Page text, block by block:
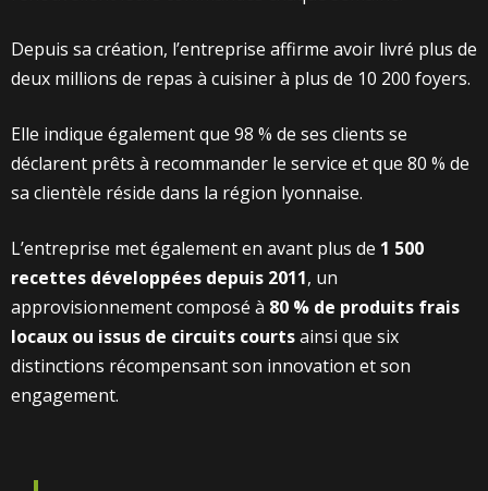
Depuis sa création, l’entreprise affirme avoir livré plus de
deux millions de repas à cuisiner à plus de 10 200 foyers.
Elle indique également que 98 % de ses clients se
déclarent prêts à recommander le service et que 80 % de
sa clientèle réside dans la région lyonnaise.
L’entreprise met également en avant plus de 1 500
recettes développées depuis 2011, un
approvisionnement composé à 80 % de produits frais
locaux ou issus de circuits courtsainsi que six
distinctions récompensant son innovation et son
engagement.